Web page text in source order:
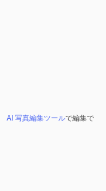
AI 写真編集ツールで編集で